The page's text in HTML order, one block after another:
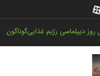
روزدیپلماسی رژیم غذاییگوناگون